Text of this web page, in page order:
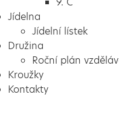
Jídelna
Jídelní lístek
Družina
Roční plán
Kroužky
Kontakty